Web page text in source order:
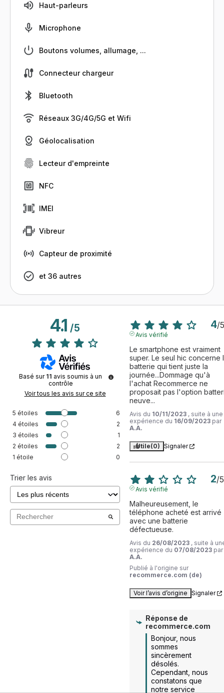
Haut-parleurs
Microphone
Boutons volumes, allumage, ...
Connecteur chargeur
Bluetooth
Réseaux 3G/4G/5G et Wifi
Géolocalisation
Lecteur d'empreinte
NFC
IMEI
Vibreur
Capteur de proximité
et 36 autres
4.1/5
Basé sur 11 avis soumis à un
contrôle
Voir tous les avis sur ce site
5 étoiles
6
4 étoiles
2
3 étoiles
1
2 étoiles
2
1 étoile 0
Trier les avis
4/5
Avis vérifié
Le smartphone est vraiment
super. Le seul hic concerne
batterie qui tient juste la
journée...Dommage qu'à
l'achat Recommerce ne
proposait pas l'option
neuve...
Avis du 10/11/2023 , suite à une
expérience du 16/09/2023 par
A.A.
Utile(0) Signaler
2/5
Avis vérifié
Malheureusement, le
téléphone acheté est arrivé
avec une batterie
défectueuse.
Avis du 26/08/2023 , suite à
expérience du 07/08/2023 par
A.A.
Publié à l'origine sur
recommerce.com (de)
Voir l’avis d’origine Signaler
Réponse de
recommerce.com
Bonjour, nous
sommes
sincèrement
désolés.
Cependant, nous
constatons que
notre service